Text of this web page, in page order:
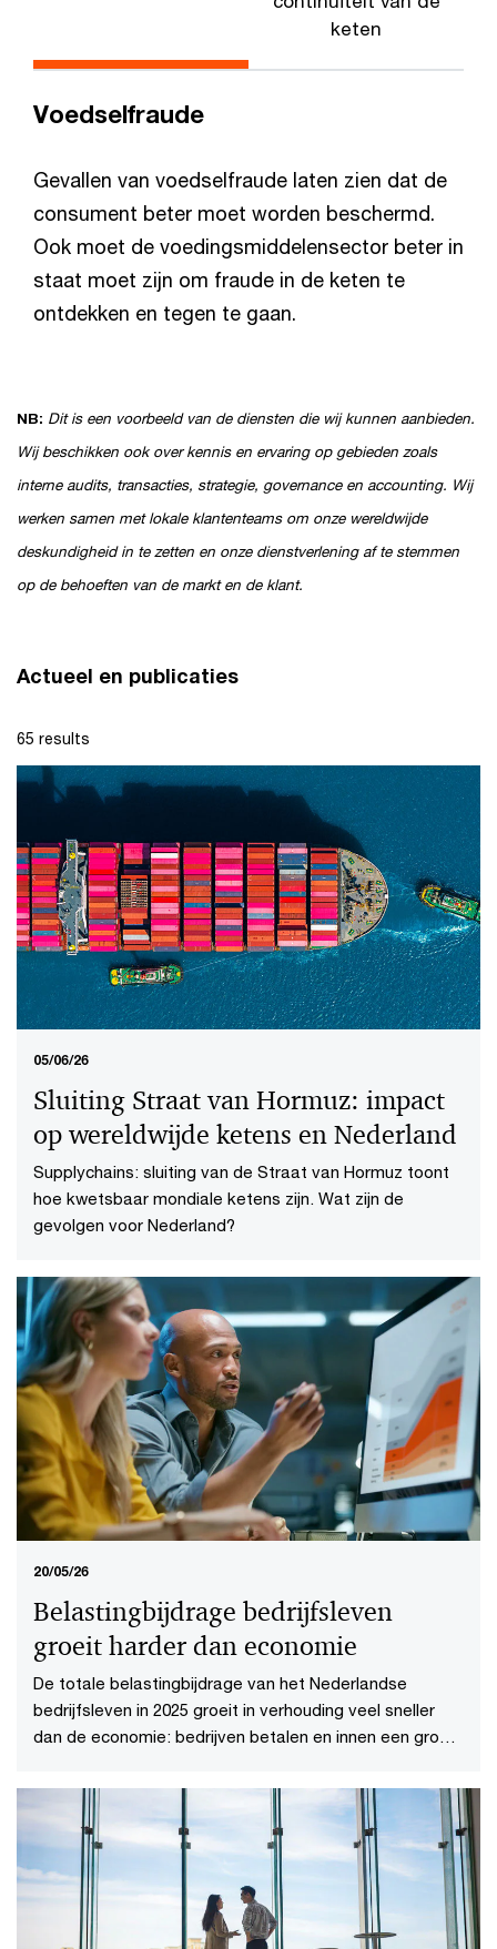
keten
Voedselfraude
Gevallen van voedselfraude laten zien dat de
consument beter moet worden beschermd.
Ook moet de voedingsmiddelensector beter in
staat moet zijn om fraude in de keten te
ontdekken en tegen te gaan.
NB: Dit is een voorbeeld van de diensten die wij kunnen aanbieden.
Wij beschikken ook over kennis en ervaring op gebieden zoals
interne audits, transacties, strategie, governance en accounting. Wij
werken samen met lokale klantenteams om onze wereldwijde
deskundigheid in te zetten en onze dienstverlening af te stemmen
op de behoeften van de markt en de klant.
Actueel en publicaties
65 results
05/06/26
Sluiting Straat van Hormuz: impact
op wereldwijde ketens en Nederland
Supplychains: sluiting van de Straat van Hormuz toont
hoe kwetsbaar mondiale ketens zijn. Wat zijn de
gevolgen voor Nederland?
20/05/26
Belastingbijdrage bedrijfsleven
groeit harder dan economie
De totale belastingbijdrage van het Nederlandse
bedrijfsleven in 2025 groeit in verhouding veel sneller
dan de economie: bedrijven betalen en innen een groot